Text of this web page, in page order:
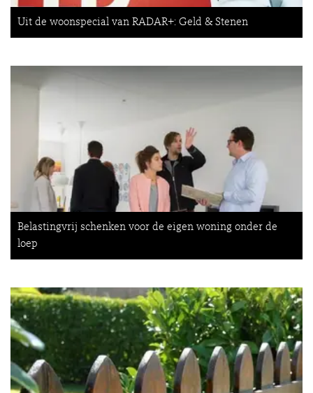
Uit de woonspecial van RADAR+: Geld & Stenen
Belastingvrij schenken voor de eigen woning onder de
loep